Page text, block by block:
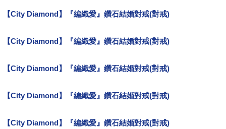
【City Diamond】『編織愛』鑽石結婚對戒(對戒)
【City Diamond】『編織愛』鑽石結婚對戒(對戒)
【City Diamond】『編織愛』鑽石結婚對戒(對戒)
【City Diamond】『編織愛』鑽石結婚對戒(對戒)
【City Diamond】『編織愛』鑽石結婚對戒(對戒)